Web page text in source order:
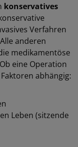
konservatives
Verfahren
anderen
medikamentöse
eine Operation
abhängig:
Leben (sitzende